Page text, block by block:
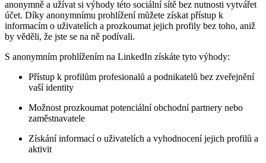
anonymně a užívat si výhody této sociální sítě bez nutnosti vytvářet
účet. Díky anonymnímu prohlížení můžete získat přístup k
informacím o uživatelích a prozkoumat jejich profily bez toho, aniž
by věděli, že jste se na ně podívali.
S anonymním prohlížením na LinkedIn získáte tyto výhody:
Přístup k profilům profesionalů a podnikatelů bez zveřejnění
vaší identity
Možnost prozkoumat potenciální obchodní partnery nebo
zaměstnavatele
Získání informací o uživatelích a vyhodnocení jejich profilů a
aktivit